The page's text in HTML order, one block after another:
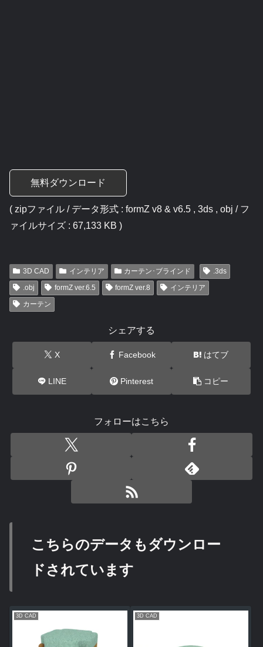
無料ダウンロード
( zipファイル / データ形式 : formZ v8 & v6.5 , 3ds , obj / フ
ァイルサイズ : 67,133 KB )
3D CAD インテリア カーテン･ブラインド
.3ds
.obj
formZ ver.6.5 formZ ver.8
インテリア
カーテン
シェアする
X Facebook はてブ
LINE Pinterest コピー
フォローはこちら
こちらのデータもダウンロー
ドされています
3D CAD 3D CAD